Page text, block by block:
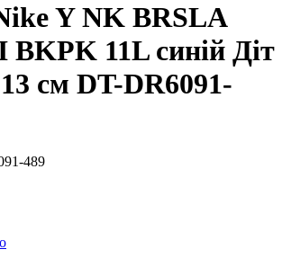
Y NK BRSLA
11L синій Діт
см DT-DR6091-
489